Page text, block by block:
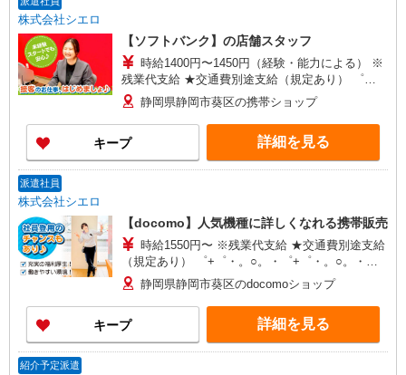
株式会社シエロ
【ソフトバンク】の店舗スタッフ
時給1400円〜1450円（経験・能力による） ※
残業代支給 ★交通費別途支給（規定あり） ゜
+゜・。○。・゜+゜・。○。・゜+゜ 入社祝い金10
万円支給(規定有) お友達を紹介頂くと, インセンテ
ィブ支給(規定有) ★月2回払い・週払い可能（規程
有）★ ゜・。○。・゜+゜・。○。・゜+゜
静岡県静岡市葵区の携帯ショップ
キープ 詳細を見る
派遣社員
株式会社シエロ
【docomo】人気機種に詳しくなれる携帯販売
時給1550円〜 ※残業代支給 ★交通費別途支給
（規定あり） ゜+゜・。○。・゜+゜・。○。・゜
+゜ 入社祝い金10万円支給(規定有) お友達を紹介
頂くと, インセンティブ支給(規定有) ★月2回払
い・週払い可能（規程有）★ ゜・。○。・゜
+゜・。○。・゜+゜
静岡県静岡市葵区のdocomoショップ
キープ 詳細を見る
紹介予定派遣